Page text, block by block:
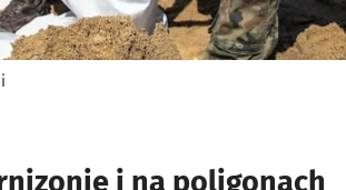
i na poligonach